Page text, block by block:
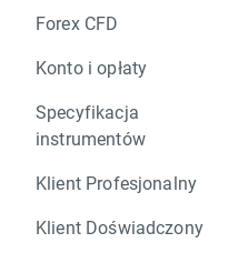
Forex CFD
Konto i opłaty
Specyfikacja
instrumentów
Klient Profesjonalny
Klient Doświadczony